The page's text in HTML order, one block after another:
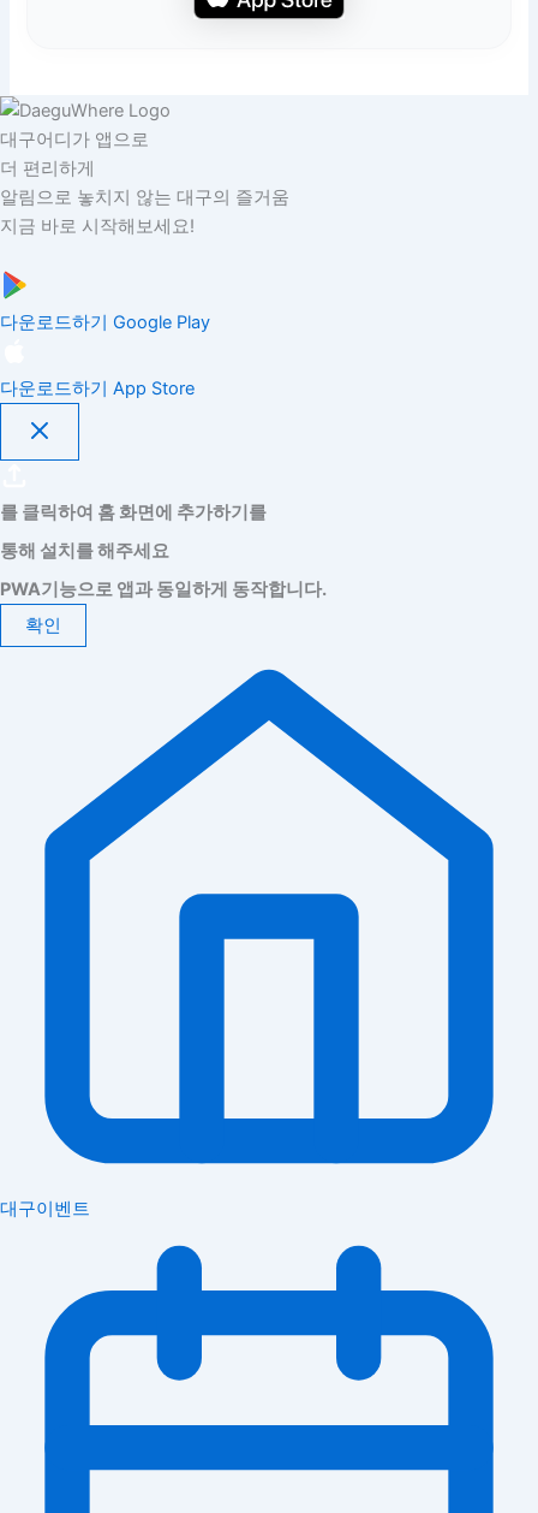
대구어디가 앱으로
더 편리하게
알림으로 놓치지 않는 대구의 즐거움
지금 바로 시작해보세요!
다운로드하기 Google Play
다운로드하기 App Store
를 클릭하여 홈 화면에 추가하기를
통해 설치를 해주세요
PWA기능으로 앱과 동일하게 동작합니다.
확인
대구이벤트